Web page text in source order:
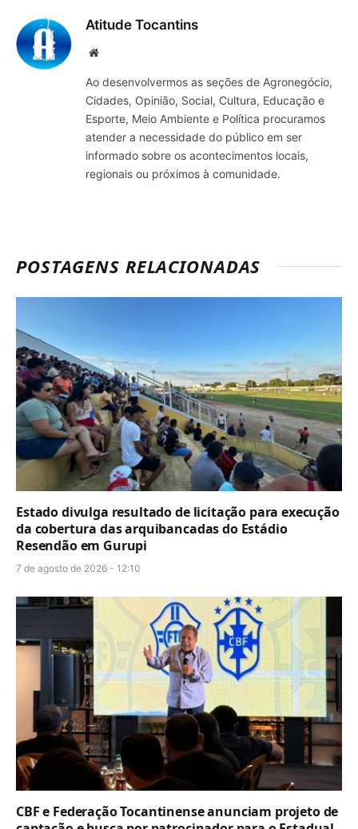
Atitude Tocantins
Site
Ao desenvolvermos as seções de Agronegócio,
Cidades, Opinião, Social, Cultura, Educação e
Esporte, Meio Ambiente e Política procuramos
atender a necessidade do público em ser
informado sobre os acontecimentos locais,
regionais ou próximos à comunidade.
POSTAGENS RELACIONADAS
Estado divulga resultado de licitação para execução
da cobertura das arquibancadas do Estádio
Resendão em Gurupi
7 de agosto de 2026 - 12:10
CBF e Federação Tocantinense anunciam projeto de